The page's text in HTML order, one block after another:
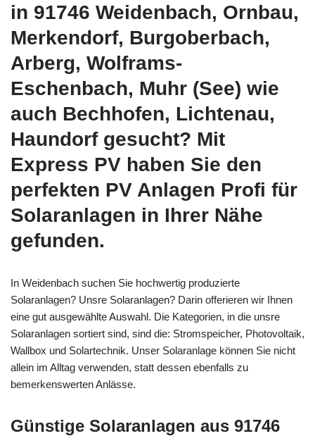
in 91746 Weidenbach, Ornbau,
Merkendorf, Burgoberbach,
Arberg, Wolframs-
Eschenbach, Muhr (See) wie
auch Bechhofen, Lichtenau,
Haundorf gesucht? Mit
Express PV haben Sie den
perfekten PV Anlagen Profi für
Solaranlagen in Ihrer Nähe
gefunden.
In Weidenbach suchen Sie hochwertig produzierte
Solaranlagen? Unsre Solaranlagen? Darin offerieren wir Ihnen
eine gut ausgewählte Auswahl. Die Kategorien, in die unsre
Solaranlagen sortiert sind, sind die: Stromspeicher, Photovoltaik,
Wallbox und Solartechnik. Unser Solaranlage können Sie nicht
allein im Alltag verwenden, statt dessen ebenfalls zu
bemerkenswerten Anlässe.
Günstige Solaranlagen aus 91746